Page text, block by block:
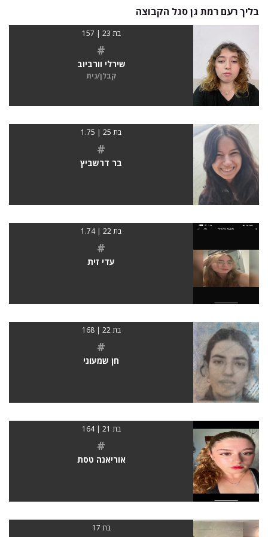
בליך רעם רמת גן סגל הקבוצה
בת 23 | 157
#
שירלי וורביוב
קבלן/נית
בת 25 | 1.75
#
בר דרשביץ
בת 22 | 1.74
#
עדי זית
בת 22 | 168
#
חן שמעוני
בת 21 | 164
#
אוריאנה טסת
בת 17